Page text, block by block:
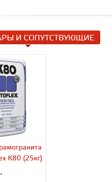
И СОПУТСТВУЮЩИЕ
K80 (25кг)